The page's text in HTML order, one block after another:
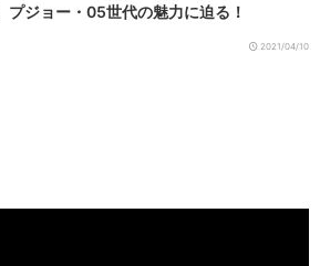
プジョー・05世代の魅力に迫る！
2021/04/10